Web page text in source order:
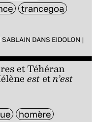
trancegoa
SABLAIN DANS EIDOLON |
et Téhéran
estetn’est
homère